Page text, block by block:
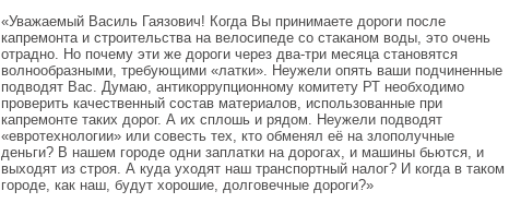
«Уважаемый Василь Гаязович! Когда Вы принимаете дороги после
капремонта и строительства на велосипеде со стаканом воды, это очень
отрадно. Но почему эти же дороги через два-три месяца становятся
волнообразными, требующими «латки». Неужели опять ваши подчиненные
подводят Вас. Думаю, антикоррупционному комитету РТ необходимо
проверить качественный состав материалов, использованные при
капремонте таких дорог. А их сплошь и рядом. Неужели подводят
«евротехнологии» или совесть тех, кто обменял её на злополучные
деньги? В нашем городе одни заплатки на дорогах, и машины бьются, и
выходят из строя. А куда уходят наш транспортный налог? И когда в таком
городе, как наш, будут хорошие, долговечные дороги?»